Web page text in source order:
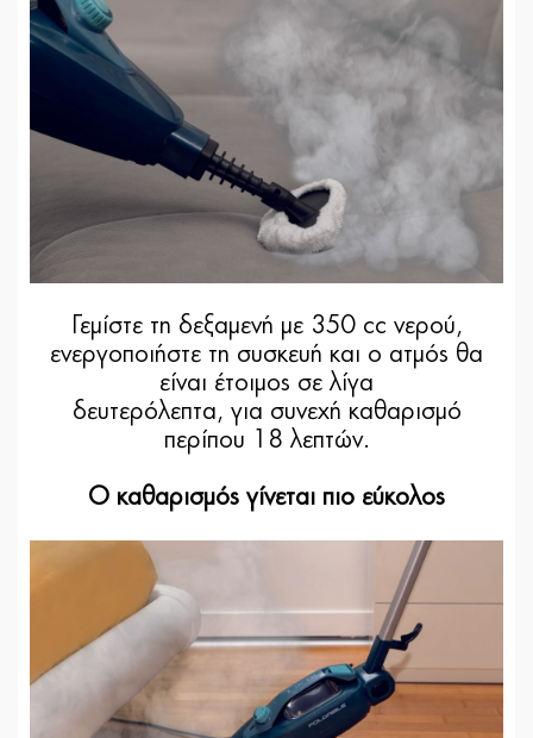
Γεμίστε τη δεξαμενή με 350 cc νερού,
ενεργοποιήστε τη συσκευή και ο ατμός θα
είναι έτοιμος σε λίγα
δευτερόλεπτα, για συνεχή καθαρισμό
περίπου 18 λεπτών.
Ο καθαρισμός γίνεται πιο εύκολος